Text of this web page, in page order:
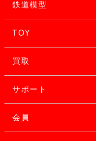
鉄道模型
TOY
買取
サポート
会員